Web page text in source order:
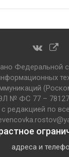
Федеральной
№ ФС 77 – 78127
редакцией по
адреса и